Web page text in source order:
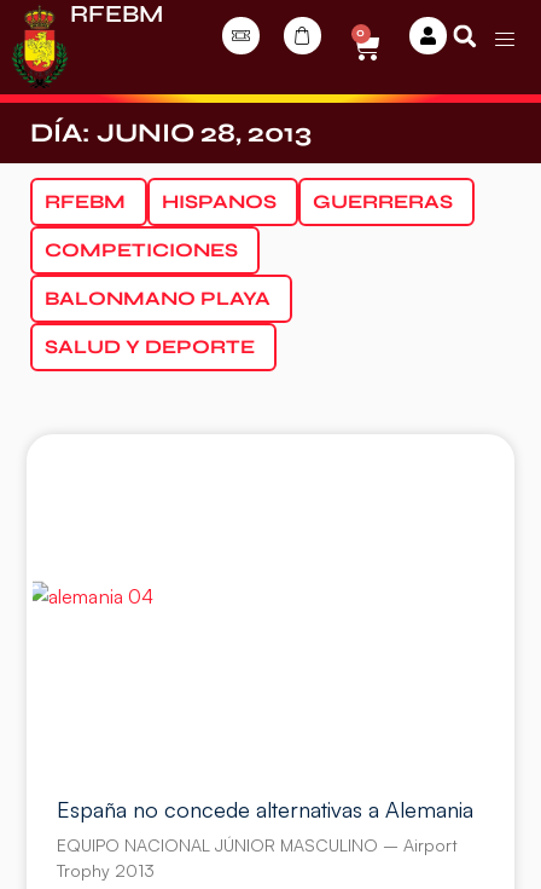
RFEBM
0
DÍA: JUNIO 28, 2013
RFEBM HISPANOS GUERRERAS
COMPETICIONES
BALONMANO PLAYA
SALUD Y DEPORTE
España no concede alternativas a Alemania
EQUIPO NACIONAL JÚNIOR MASCULINO – Airport
Trophy 2013